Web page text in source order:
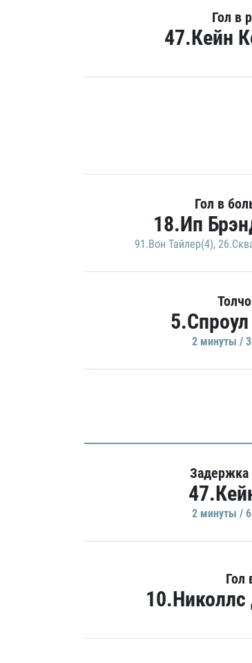
Гол в
47.Кейн
Гол в
18.Ип
91.Вон Тайлер(4),
2 минуты /
2 минуты /
Гол